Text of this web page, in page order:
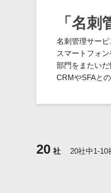
フレームワーク
パッケージ
「名
名刺管理サー
スマートフォ
部門をまたい
CRMやSFAと
20 社 20社中1-10